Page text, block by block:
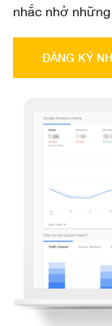
nhắc nhở
ĐĂNG KÝ